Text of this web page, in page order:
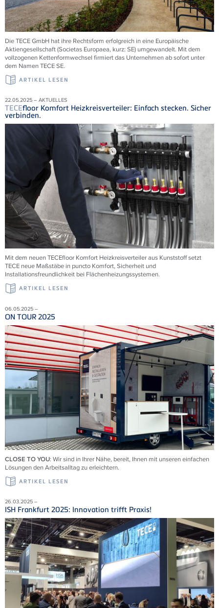
DieTECEGmbH hat ihre Rechtsform erfolgreich in eine Europäische
Aktiengesellschaft (Societas Europaea, kurz: SE) umgewandelt. Mit dem
vollzogenen Kettenformwechsel firmiert das Unternehmen ab sofort unter
dem NamenTECESE.
ARTIKEL LESEN
22.05.2025 – AKTUELLES
TECEfloor Komfort Heizkreisverteiler: Einfach stecken. Sicher
verbinden.
Mit dem neuenTECEfloor Komfort Heizkreisverteiler aus Kunststoff setzt
TECE neue Maßstäbe in puncto Komfort, Sicherheit und
Installationsfreundlichkeit bei Flächenheizungssystemen.
ARTIKEL LESEN
06.05.2025 –
ON TOUR 2025
CLOSE TO YOU: Wir sind in Ihrer Nähe, bereit, Ihnen mit unseren einfachen
Lösungen den Arbeitsalltag zu erleichtern.
ARTIKEL LESEN
26.03.2025 –
ISH Frankfurt 2025: Innovation trifft Praxis!